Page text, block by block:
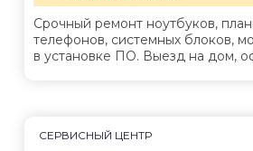
Срочный ремонт ноутбуков,
телефонов, системных блоков,
в установке ПО. Выезд на дом,
СЕРВИСНЫЙ ЦЕНТР